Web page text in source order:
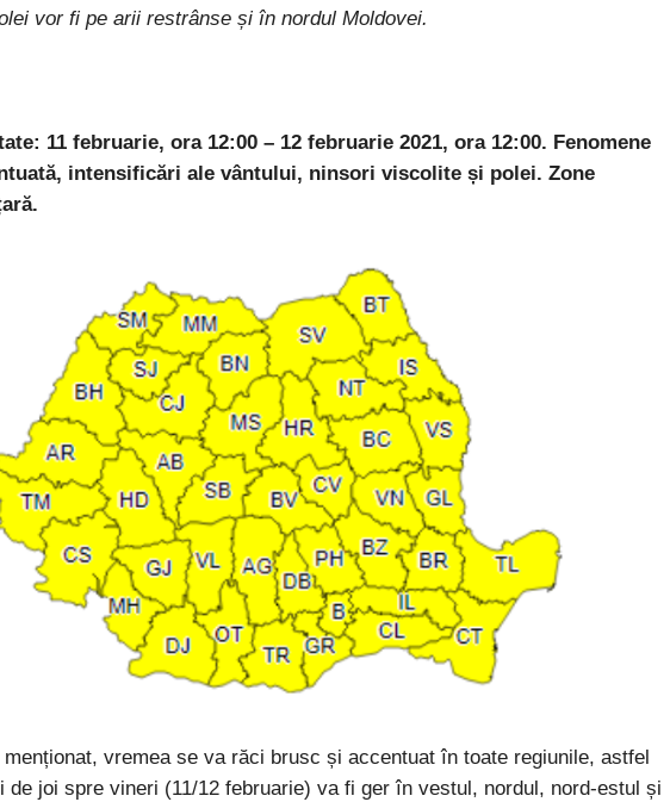
vor fi pe arii restrânse și în nordul Moldovei.
11 februarie, ora 12:00 – 12 februarie 2021, ora 12:00. Fenomene
intensificări ale vântului, ninsori viscolite și polei. Zone
menționat, vremea se va răci brusc și accentuat în toate regiunile, astfel
joi spre vineri (11/12 februarie) va fi ger în vestul, nordul, nord-estul și